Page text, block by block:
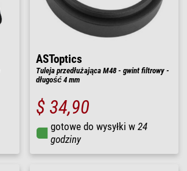
ASToptics
Tuleja przedłużająca M48 - gwint filtrowy -
długość 4 mm
$ 34,90
gotowe do wysyłki w 24
godziny